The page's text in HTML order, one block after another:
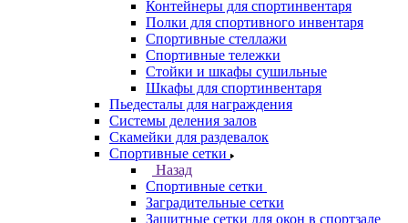
Контейнеры для спортинвентаря
Полки для спортивного инвентаря
Спортивные стеллажи
Спортивные тележки
Стойки и шкафы сушильные
Шкафы для спортинвентаря
Пьедесталы для награждения
Системы деления залов
Скамейки для раздевалок
Спортивные сетки
Назад
Спортивные сетки
Заградительные сетки
Защитные сетки для окон в спортзале